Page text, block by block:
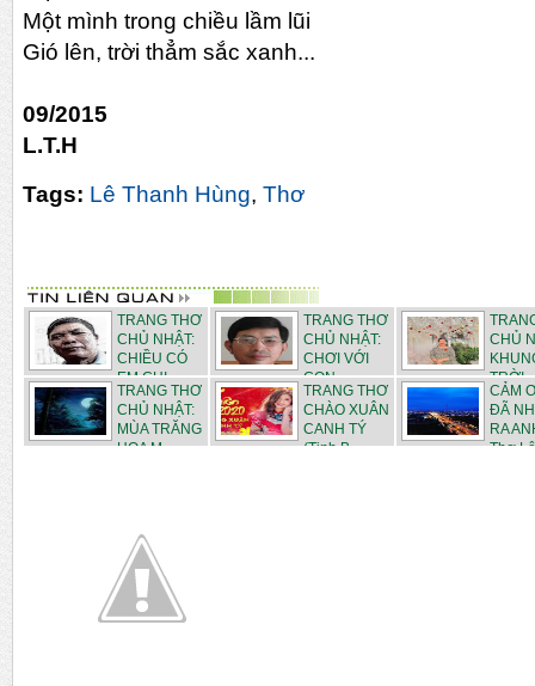
Một mình trong chiều lầm lũi
Gió lên, trời thẳm sắc xanh...
09/2015
L.T.H
Tags: Lê Thanh Hùng, Thơ
TRANG THƠ
CHỦ NHẬT:
CHIỀU CÓ
EM CHI...
TRANG THƠ
CHỦ NHẬT:
CHƠI VỚI
CON - ...
CHỦ
TRỜI
THÁN...
TRANG THƠ
CHỦ NHẬT:
MÙA TRĂNG
HOA M...
TRANG THƠ
CHÀO XUÂN
CANH TÝ
(Tịnh B...
CẢM
ĐÃ
RA
Thơ